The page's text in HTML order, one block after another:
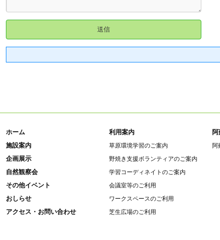
ホーム
施設案内
企画展示
自然観察会
その他イベント
おしらせ
アクセス・お問い合わせ
利用案内
草原環境学習のご案内
野焼き支援ボランティアのご案内
学習コーディネイトのご案内
会議室等のご利用
ワークスペースのご利用
芝生広場のご利用
阿